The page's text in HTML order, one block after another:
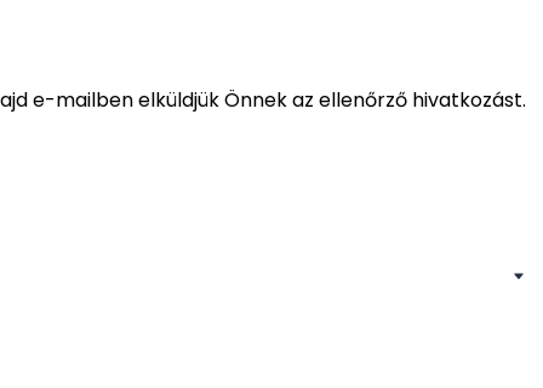
e-mailben elküldjük Önnek az ellenőrző hivatkozást.